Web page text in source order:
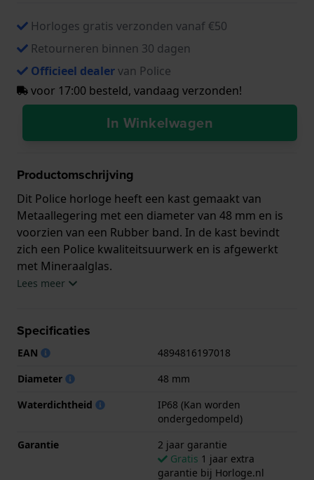
Horloges gratis verzonden vanaf €50
Retourneren binnen 30 dagen
Officieel dealervan Police
voor 17:00 besteld, vandaag verzonden!
In Winkelwagen
Productomschrijving
Dit Police horloge heeft een kast gemaakt van
Metaallegering met een diameter van 48 mm en is
voorzien van een Rubber band. In de kast bevindt
zich een Police kwaliteitsuurwerk en is afgewerkt
met Mineraalglas.
.
Lees meer
Specificaties
EAN
4894816197018
Diameter
48 mm
Waterdichtheid
IP68 (Kan worden
ondergedompeld)
Garantie
2 jaar garantie
Gratis 1 jaar extra
garantie bij Horloge.nl